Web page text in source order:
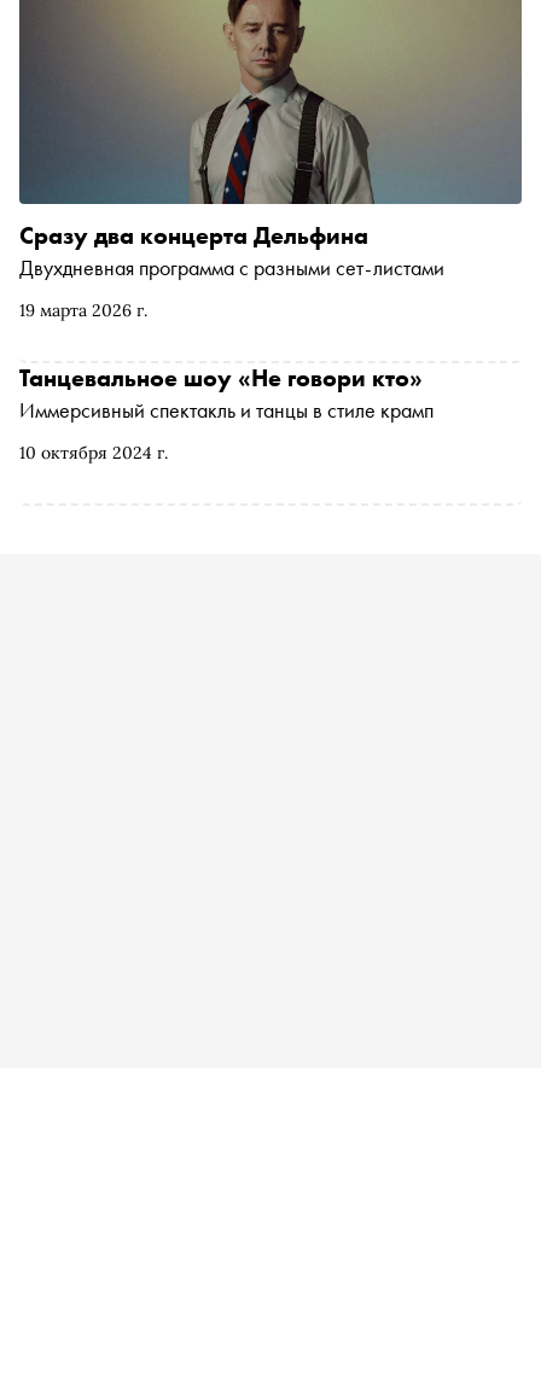
19 марта 2026 г.
Сразу два концерта Дельфина
Двухдневная программа с разными сет-листами
10 октября 2024 г.
Танцевальное шоу «Не говори кто»
Иммерсивный спектакль и танцы в стиле крамп